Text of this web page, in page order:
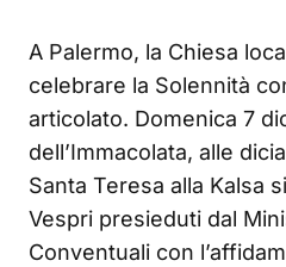
A Palermo, la Chiesa
celebrare la Solennità
articolato. Domenica 7
dell’Immacolata, alle
Santa Teresa alla Kalsa
Vespri presieduti dal
Conventuali con